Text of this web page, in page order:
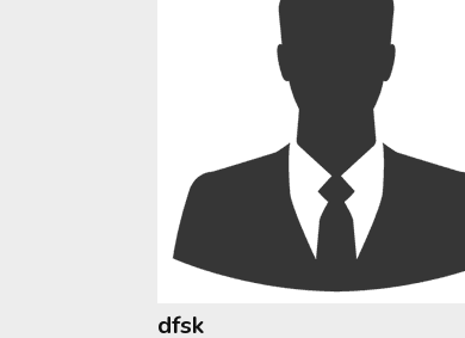
dfsk